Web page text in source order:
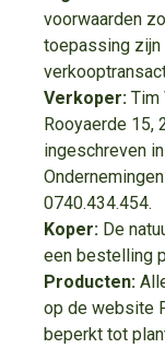
voorwaarden
toepassing
Verkoper: Tim
Rooyaerde 15,
ingeschreven
0740.434.454.
Koper: De
een bestelling
Producten:
op de website
beperkt tot